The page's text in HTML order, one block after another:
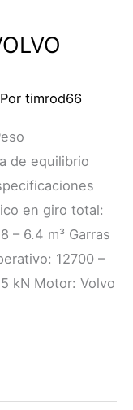
timrod66
de equilibrio
en giro total:
– 6.4 m³ Garras
12700 –
kN Motor: Volvo